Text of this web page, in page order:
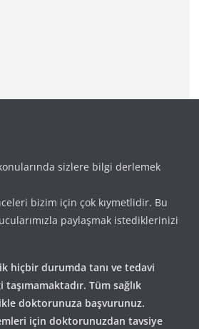
sizlere bilgi derlemek
bizim için çok kıymetlidir. Bu
paylaşmak istediklerinizi
hiçbir durumda tanı ve tedavi
Tüm sağlık
doktorunuza başvurunuz.
için doktorunuzdan tavsiye